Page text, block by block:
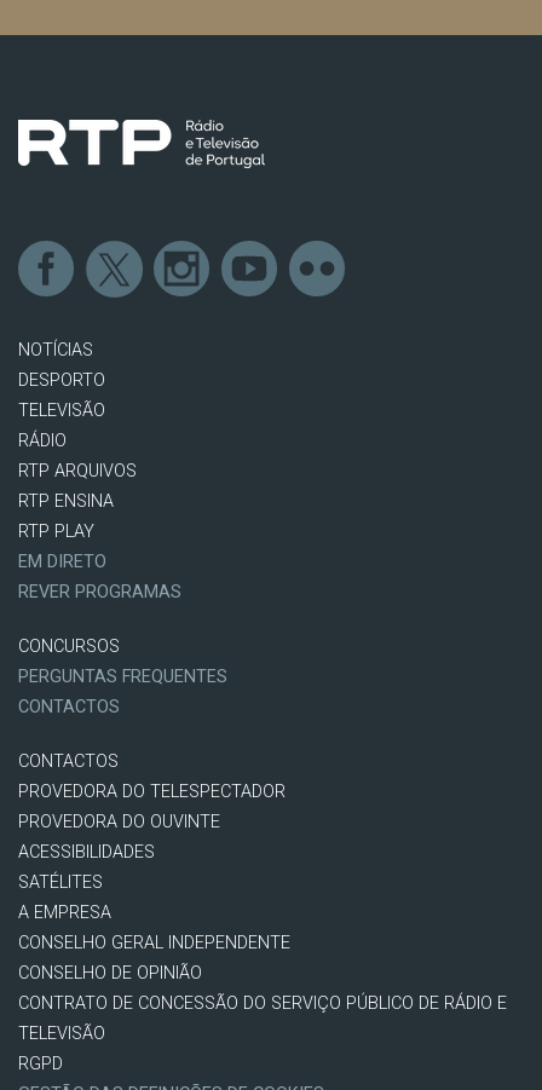
NOTÍCIAS
DESPORTO
TELEVISÃO
RÁDIO
RTP ARQUIVOS
RTP ENSINA
RTP PLAY
EM DIRETO
REVER PROGRAMAS
CONCURSOS
PERGUNTAS FREQUENTES
CONTACTOS
CONTACTOS
PROVEDORA DO TELESPECTADOR
PROVEDORA DO OUVINTE
ACESSIBILIDADES
SATÉLITES
A EMPRESA
CONSELHO GERAL INDEPENDENTE
CONSELHO DE OPINIÃO
CONTRATO DE CONCESSÃO DO SERVIÇO PÚBLICO DE RÁDIO E
TELEVISÃO
RGPD